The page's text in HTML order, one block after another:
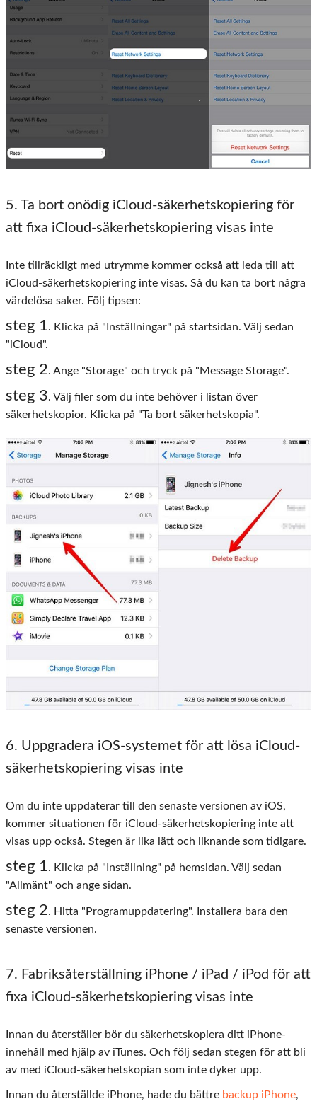
5. Ta bort onödig iCloud-säkerhetskopiering för
att fixa iCloud-säkerhetskopiering visas inte
Inte tillräckligt med utrymme kommer också att leda till att
iCloud-säkerhetskopiering inte visas. Så du kan ta bort några
värdelösa saker. Följ tipsen:
steg 1. Klicka på "Inställningar" på startsidan. Välj sedan
"iCloud".
steg 2. Ange "Storage" och tryck på "Message Storage".
steg 3. Välj filer som du inte behöver i listan över
säkerhetskopior. Klicka på "Ta bort säkerhetskopia".
6. Uppgradera iOS-systemet för att lösa iCloud-
säkerhetskopiering visas inte
Om du inte uppdaterar till den senaste versionen av iOS,
kommer situationen för iCloud-säkerhetskopiering inte att
visas upp också. Stegen är lika lätt och liknande som tidigare.
steg 1. Klicka på "Inställning" på hemsidan. Välj sedan
"Allmänt" och ange sidan.
steg 2. Hitta "Programuppdatering". Installera bara den
senaste versionen.
7. Fabriksåterställning iPhone / iPad / iPod för att
fixa iCloud-säkerhetskopiering visas inte
Innan du återställer bör du säkerhetskopiera ditt iPhone-
innehåll med hjälp av iTunes. Och följ sedan stegen för att bli
av med iCloud-säkerhetskopian som inte dyker upp.
Innan du återställde iPhone, hade du bättre backup iPhone,